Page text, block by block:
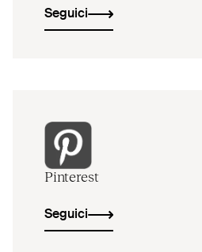
Seguici
Pinterest
Seguici